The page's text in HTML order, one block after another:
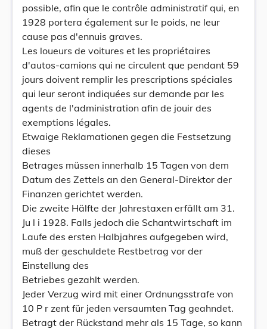
possible, afin que le contrôle administratif qui, en
1928 portera également sur le poids, ne leur
cause pas d'ennuis graves.
Les loueurs de voitures et les propriétaires
d'autos-camions qui ne circulent que pendant 59
jours doivent remplir les prescriptions spéciales
qui leur seront indiquées sur demande par les
agents de l'administration afin de jouir des
exemptions légales.
Etwaige Reklamationen gegen die Festsetzung
dieses
Betrages müssen innerhalb 15 Tagen von dem
Datum des Zettels an den General-Direktor der
Finanzen gerichtet werden.
Die zweite Hälfte der Jahrestaxen erfällt am 31.
Ju l i 1928. Falls jedoch die Schantwirtschaft im
Laufe des ersten Halbjahres aufgegeben wird,
muß der geschuldete Restbetrag vor der
Einstellung des
Betriebes gezahlt werden.
Jeder Verzug wird mit einer Ordnungsstrafe von
10 P r zent für jeden versaumten Tag geahndet.
Betragt der Rückstand mehr als 15 Tage, so kann